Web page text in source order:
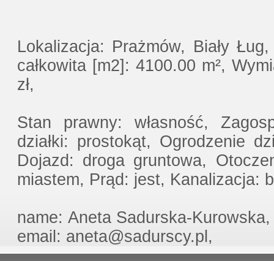
Lokalizacja: Prażmów, Biały
całkowita [m2]: 4100.00 m²,
zł,
Stan prawny: własność,
działki: prostokąt, Ogrodzenie
Dojazd: droga gruntowa,
miastem, Prąd: jest, Kanalizacja:
name: Aneta Sadurska-
email: aneta@sadurscy.pl,